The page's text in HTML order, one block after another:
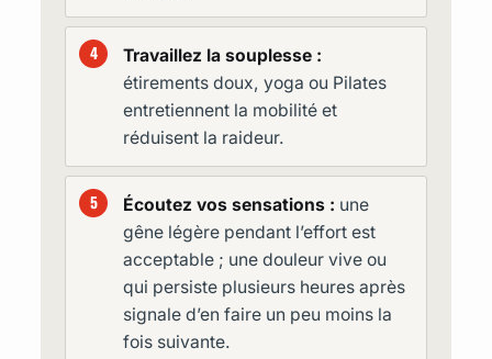
Travaillez la souplesse :
étirements doux, yoga ou Pilates
entretiennent la mobilité et
réduisent la raideur.
Écoutez vos sensations : une
gêne légère pendant l’effort est
acceptable ; une douleur vive ou
qui persiste plusieurs heures après
signale d’en faire un peu moins la
fois suivante.